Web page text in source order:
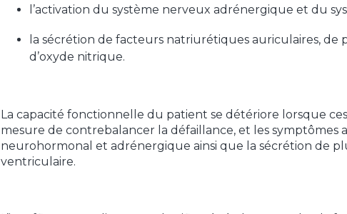
l’activation du système nerveux adrénergique et du
la sécrétion de facteurs natriurétiques auriculaires,
d’oxyde nitrique.
La capacité fonctionnelle du patient se détériore lorsque
mesure de contrebalancer la défaillance, et les symptômes
neurohormonal et adrénergique ainsi que la sécrétion de
ventriculaire.